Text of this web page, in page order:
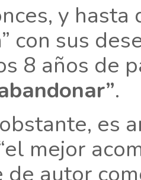
y
con sus
8 años de
.
es
mejor
de autor